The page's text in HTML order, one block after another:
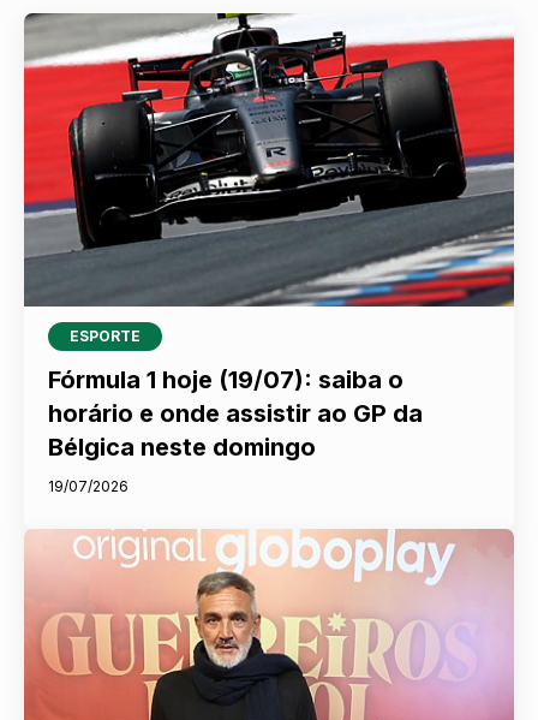
ESPORTE
Fórmula 1 hoje (19/07): saiba o
horário e onde assistir ao GP da
Bélgica neste domingo
19/07/2026